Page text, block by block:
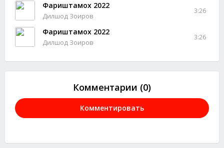
Фариштамох 2022
Дилшод Зоиров
3:26
Фариштамох 2022
Дилшод Зоиров
3:26
Комментарии (0)
Комментировать